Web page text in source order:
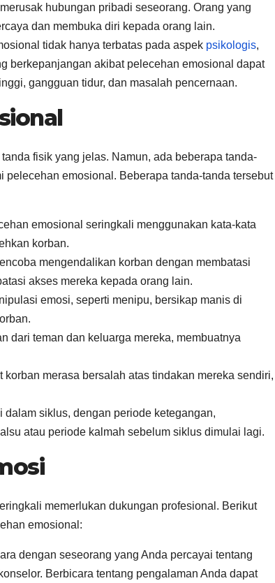
hubungan pribadi seseorang. Orang yang
dan membuka diri kepada orang lain.
tidak hanya terbatas pada aspek psikologis,
berkepanjangan akibat pelecehan emosional dapat
gangguan tidur, dan masalah pencernaan.
fisik yang jelas. Namun, ada beberapa tanda-
emosional. Beberapa tanda-tanda tersebut
emosional seringkali menggunakan kata-kata
korban.
mengendalikan korban dengan membatasi
akses mereka kepada orang lain.
emosi, seperti menipu, bersikap manis di
dari teman dan keluarga mereka, membuatnya
merasa bersalah atas tindakan mereka sendiri,
siklus, dengan periode ketegangan,
atau periode kalmah sebelum siklus dimulai lagi.
memerlukan dukungan profesional. Berikut
emosional:
dengan seseorang yang Anda percayai tentang
Berbicara tentang pengalaman Anda dapat